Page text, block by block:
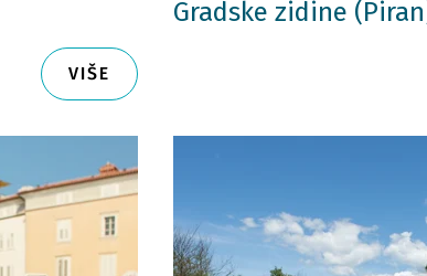
VIŠE
Gradske zidine